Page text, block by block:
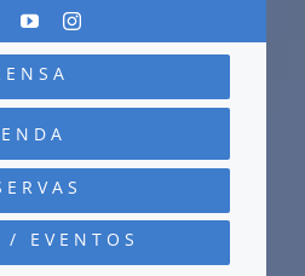
/ EVENTOS